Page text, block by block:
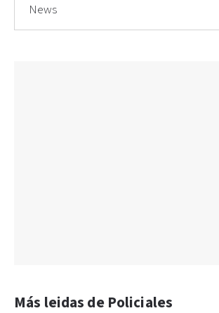
News
Más leidas de Policiales